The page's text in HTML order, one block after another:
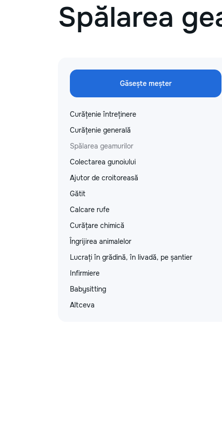
Spălarea
Găsește meșter
Curățenie întreținere
Curățenie generală
Spălarea geamurilor
Colectarea gunoiului
Ajutor de croitoreasă
Gătit
Calcare rufe
Curățare chimică
Îngrijirea animalelor
Lucrați în grădină, în livadă, pe șantier
Infirmiere
Babysitting
Altceva